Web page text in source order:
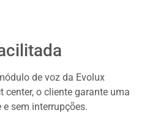
de voz da Evolux
center, o cliente garante uma
sem interrupções.